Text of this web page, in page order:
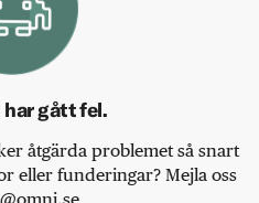
har gått fel.
åtgärda problemet så snart
eller funderingar? Mejla oss